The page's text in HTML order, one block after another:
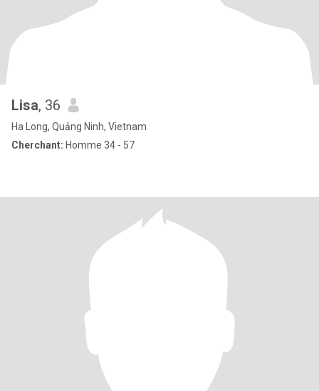
Lisa, 36
Ha Long, Quảng Ninh, Vietnam
Cherchant: Homme 34 - 57